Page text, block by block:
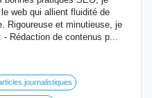
web qui allient fluidité de
Rigoureuse et minutieuse, je
Rédaction de contenus p...
journalistiques